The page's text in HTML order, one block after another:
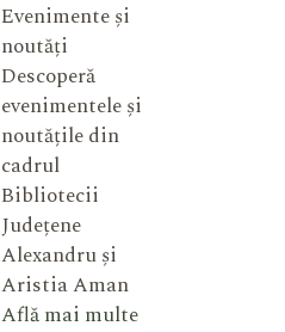
Evenimente și
noutăți
Descoperă
evenimentele și
noutățile din
cadrul
Bibliotecii
Județene
Alexandru și
Aristia Aman
Află mai multe